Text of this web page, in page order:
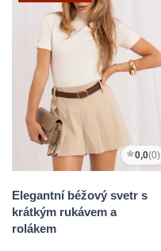
0,0(0)
Elegantní béžový svetr s
krátkým rukávem a
rolákem